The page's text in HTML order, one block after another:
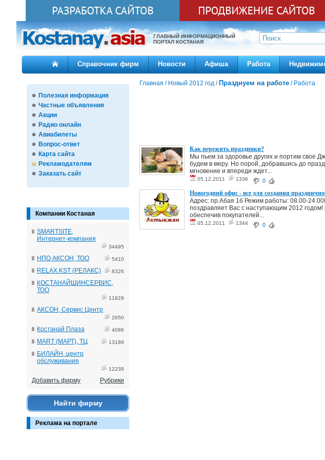
ГЛАВНЫЙ ИНФОРМАЦИОННЫЙ
ПОРТАЛ КОСТАНАЯ
Справочник фирм Новости Афиша Работа
Полезная информация
Частные объявления
Акции
Радио онлайн
Авиабилеты
Вопрос-ответ
Карта сайта
Рекламодателям
Заказать сайт
Компании Костаная
SMARTSITE,
Интернет-компания
34495
НПО АКСОН, ТОО 5410
RELAX KST (РЕЛАКС) 8326
КОСТАНАЙШИНСЕРВИС,
ТОО
11829
АКСОН, Сервис Центр
2650
Костанай Плаза 4086
MART (МАРТ), ТЦ 13189
БИЛАЙН, центр
обслуживания
12239
Добавить фирму Рубрики
Найти фирму
Реклама на портале
Главная / Новый 2012 год / Празднуем на работе / Работа
Как пережить праздники?
Мы пьем за здоровье других и портим свое
будем в меру. Но порой, добравшись до
мгновение и впереди ждет...
05.12.2011 1336 0
Новогодний офис - все для создания
Адрес: пр.Абая 1б Режим работы: 08.00-
поздравляет Вас с наступающим 2012
обеспечив покупателей...
05.12.2011 1344 0